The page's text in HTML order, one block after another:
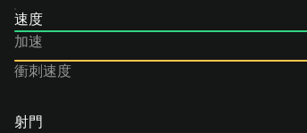
速度
加速
衝刺速度
射門